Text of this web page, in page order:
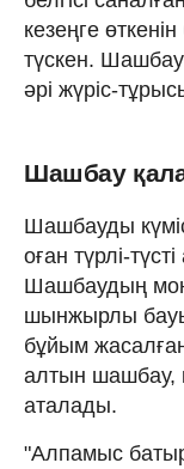
кезеңге
түскен. Шашбау
әрі жүріс-
Шашбау
Шашбауды
оған түрлі-
Шашбаудың
шынжырлы бауы
бұйым
алтын шашбау,
аталады.
"Алпамыс